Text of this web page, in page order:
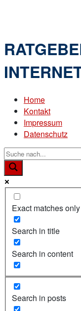
Home
Kontakt
Impressum
Datenschutz
Exact matches only
Search in title
Search in content
Search in posts